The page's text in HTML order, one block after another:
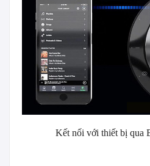
Kết nối với thiết bị qua